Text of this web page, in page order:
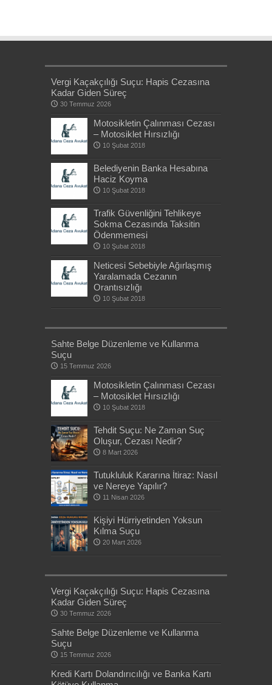
Vergi Kaçakçılığı Suçu: Hapis Cezasına
Kadar Giden Süreç
30 Temmuz 2026
Motosikletin Çalınması Cezası
– Motosiklet Hırsızlığı
10 Şubat 2018
Belediyenin Banka Hesabına
Haciz Koyma
10 Şubat 2018
Trafik Güvenliğini Tehlikeye
Sokma Cezasında Taksitin
Ödenmemesi
10 Şubat 2018
Neticesi Sebebiyle Ağırlaşmış
Yaralamada Cezanın
Orantısızlığı
10 Şubat 2018
Sahte Belge Düzenleme ve Kullanma
Suçu
15 Temmuz 2026
Motosikletin Çalınması Cezası
– Motosiklet Hırsızlığı
10 Şubat 2018
Tehdit Suçu: Ne Zaman Suç
Oluşur, Cezası Nedir?
8 Mart 2026
Tutukluluk Kararına İtiraz: Nasıl
ve Nereye Yapılır?
11 Nisan 2026
Kişiyi Hürriyetinden Yoksun
Kılma Suçu
20 Mart 2026
Vergi Kaçakçılığı Suçu: Hapis Cezasına
Kadar Giden Süreç
30 Temmuz 2026
Sahte Belge Düzenleme ve Kullanma
Suçu
15 Temmuz 2026
Kredi Kartı Dolandırıcılığı ve Banka Kartı